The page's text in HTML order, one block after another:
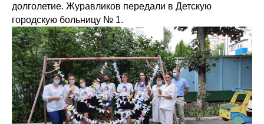
долголетие. Журавликов передали в Детскую
городскую больницу № 1.